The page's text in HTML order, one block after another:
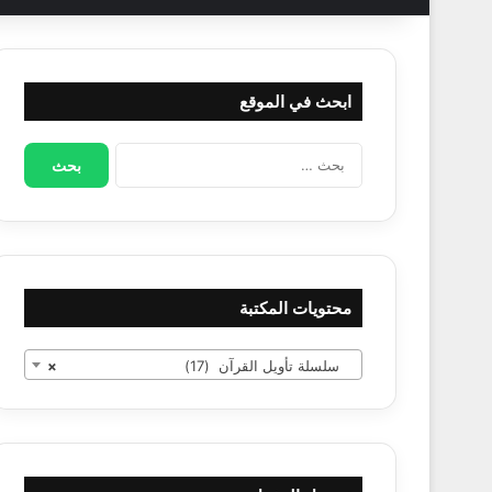
ابحث في الموقع
البحث
محتويات المكتبة
× سلسلة تأويل القرآن (17)